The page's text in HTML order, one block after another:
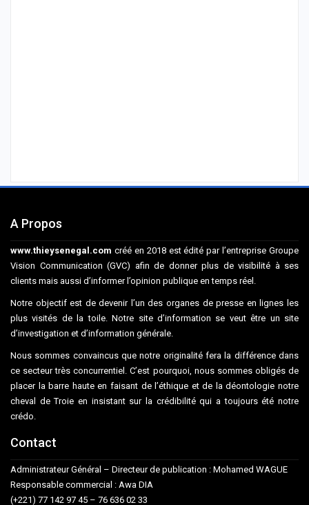
A Propos
www.thieysenegal.com créé en 2018 est édité par l’entreprise Groupe
Vision Communication (GVC) afin de donner plus de visibilité à ses
clients mais aussi d’informer l’opinion publique en temps réel.
Notre objectif est de devenir l’un des organes de presse en lignes les
plus visités de la toile. Notre site d’information se veut être un site
d’investigation et d’information générale.
Nous sommes convaincus que notre originalité fera la différence dans
ce secteur très concurrentiel. C’est pourquoi, nous sommes obligés de
placer la barre haute en faisant de l’éthique et de la déontologie notre
cheval de Troie en insistant sur la crédibilité qui a toujours été notre
crédo.
Contact
Administrateur Général – Directeur de publication : Mohamed WAGUE
Responsable commercial : Awa DIA
(+221) 77 142 97 45 – 76 636 02 33